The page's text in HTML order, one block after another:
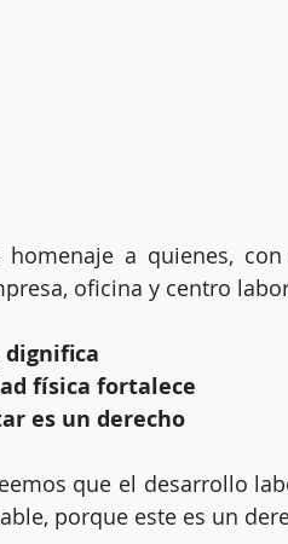
homenaje a quienes,
oficina y centro
dignifica
física fortalece
es un derecho
que el desarrollo
porque este es un